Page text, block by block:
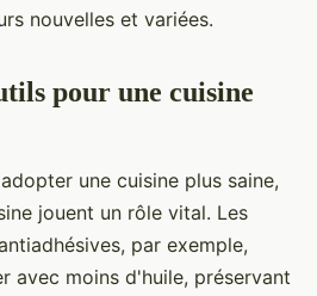
nouvelles et variées.
pour une cuisine
une cuisine plus saine,
jouent un rôle vital. Les
par exemple,
avec moins d'huile, préservant